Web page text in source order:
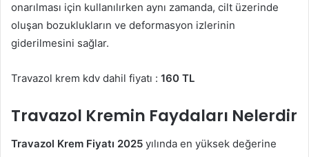
onarılması için kullanılırken aynı zamanda, cilt üzerinde
oluşan bozuklukların ve deformasyon izlerinin
giderilmesini sağlar.
Travazol krem kdv dahil fiyatı : 160 TL
Travazol Kremin Faydaları Nelerdir
Travazol Krem Fiyatı 2025 yılında en yüksek değerine